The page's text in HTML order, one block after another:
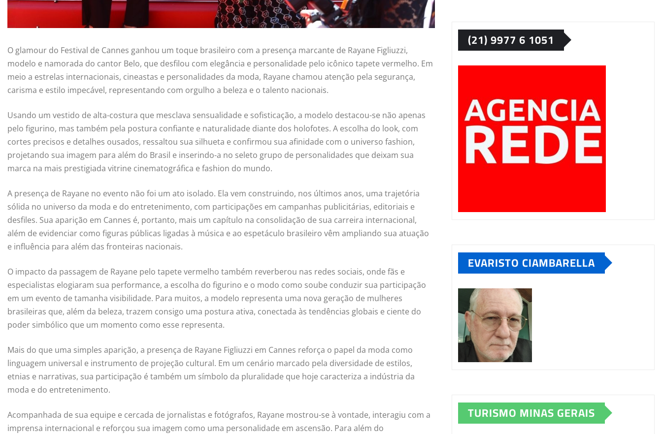
O glamour do Festival de Cannes ganhou um toque brasileiro com a presença marcante de Rayane Figliuzzi,
modelo e namorada do cantor Belo, que desfilou com elegância e personalidade pelo icônico tapete vermelho. Em
meio a estrelas internacionais, cineastas e personalidades da moda, Rayane chamou atenção pela segurança,
carisma e estilo impecável, representando com orgulho a beleza e o talento nacionais.
Usando um vestido de alta-costura que mesclava sensualidade e sofisticação, a modelo destacou-se não apenas
pelo figurino, mas também pela postura confiante e naturalidade diante dos holofotes. A escolha do look, com
cortes precisos e detalhes ousados, ressaltou sua silhueta e confirmou sua afinidade com o universo fashion,
projetando sua imagem para além do Brasil e inserindo-a no seleto grupo de personalidades que deixam sua
marca na mais prestigiada vitrine cinematográfica e fashion do mundo.
A presença de Rayane no evento não foi um ato isolado. Ela vem construindo, nos últimos anos, uma trajetória
sólida no universo da moda e do entretenimento, com participações em campanhas publicitárias, editoriais e
desfiles. Sua aparição em Cannes é, portanto, mais um capítulo na consolidação de sua carreira internacional,
além de evidenciar como figuras públicas ligadas à música e ao espetáculo brasileiro vêm ampliando sua atuação
e influência para além das fronteiras nacionais.
O impacto da passagem de Rayane pelo tapete vermelho também reverberou nas redes sociais, onde fãs e
especialistas elogiaram sua performance, a escolha do figurino e o modo como soube conduzir sua participação
em um evento de tamanha visibilidade. Para muitos, a modelo representa uma nova geração de mulheres
brasileiras que, além da beleza, trazem consigo uma postura ativa, conectada às tendências globais e ciente do
poder simbólico que um momento como esse representa.
Mais do que uma simples aparição, a presença de Rayane Figliuzzi em Cannes reforça o papel da moda como
linguagem universal e instrumento de projeção cultural. Em um cenário marcado pela diversidade de estilos,
etnias e narrativas, sua participação é também um símbolo da pluralidade que hoje caracteriza a indústria da
moda e do entretenimento.
Acompanhada de sua equipe e cercada de jornalistas e fotógrafos, Rayane mostrou-se à vontade, interagiu com a
imprensa internacional e reforçou sua imagem como uma personalidade em ascensão. Para além do
(21) 9977 6 1051
EVARISTO CIAMBARELLA
TURISMO MINAS GERAIS